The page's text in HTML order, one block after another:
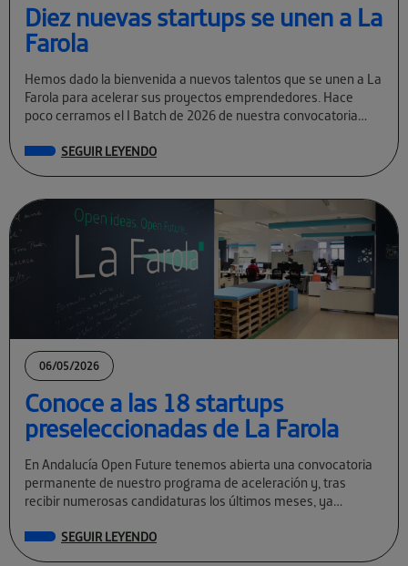
Diez nuevas startups se unen a La
Farola
Hemos dado la bienvenida a nuevos talentos que se unen a La
Farola para acelerar sus proyectos emprendedores. Hace
poco cerramos el I Batch de 2026 de nuestra convocatoria
SEGUIR LEYENDO
06/05/2026
Conoce a las 18 startups
preseleccionadas de La Farola
En Andalucía Open Future tenemos abierta una convocatoria
permanente de nuestro programa de aceleración y, tras
recibir numerosas candidaturas los últimos meses, ya
SEGUIR LEYENDO